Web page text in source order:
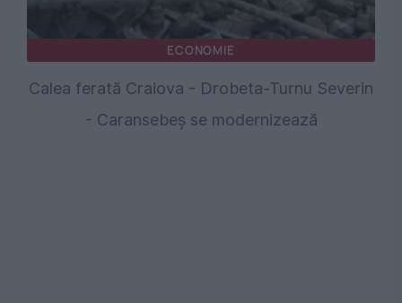
ECONOMIE
Calea ferată Craiova - Drobeta-Turnu Severin
- Caransebeș se modernizează